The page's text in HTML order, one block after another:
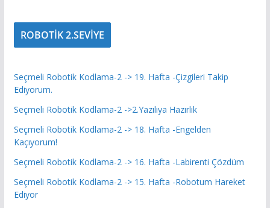
ROBOTİK 2.SEVİYE
Seçmeli Robotik Kodlama-2 -> 19. Hafta -Çizgileri Takip
Ediyorum.
Seçmeli Robotik Kodlama-2 ->2.Yazılıya Hazırlık
Seçmeli Robotik Kodlama-2 -> 18. Hafta -Engelden
Kaçıyorum!
Seçmeli Robotik Kodlama-2 -> 16. Hafta -Labirenti Çözdüm
Seçmeli Robotik Kodlama-2 -> 15. Hafta -Robotum Hareket
Ediyor